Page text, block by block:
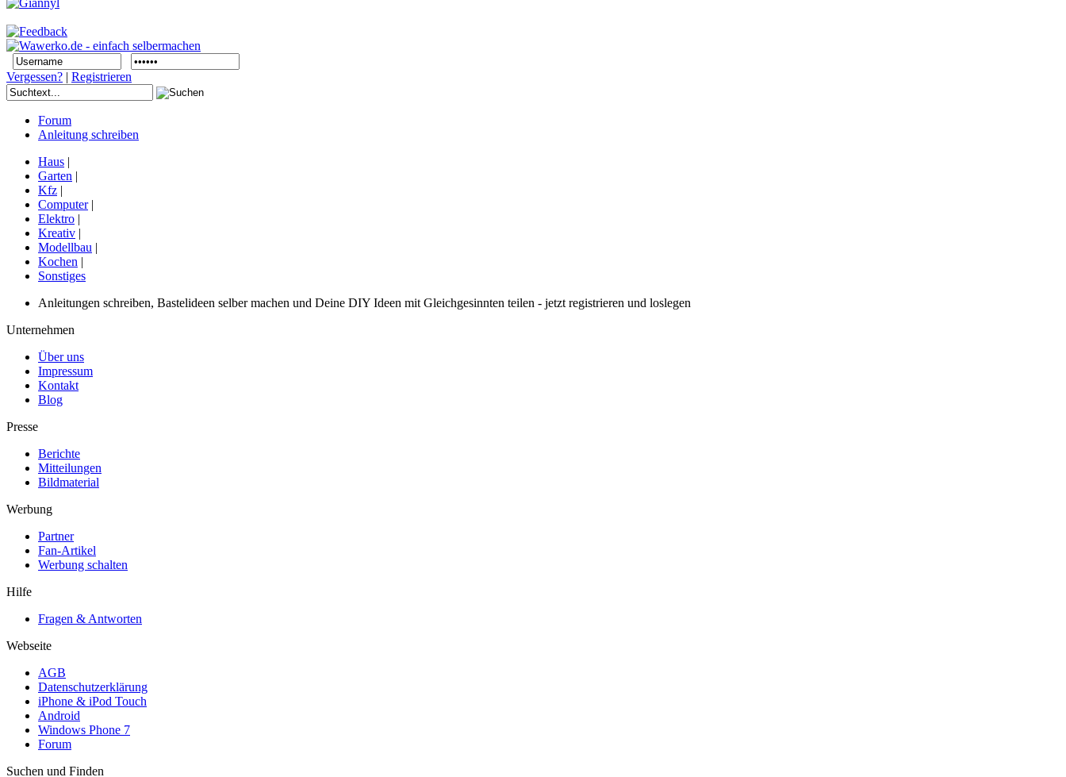
Vergessen? | Registrieren
Forum
Anleitung schreiben
Haus |
Garten |
Kfz |
Computer|
Elektro |
Kreativ |
Modellbau |
Kochen |
Sonstiges
Anleitungen schreiben, Bastelideen selber machen und Deine DIY Ideen mit Gleichgesinnten teilen - jetzt registrieren und loslegen
Unternehmen
Über uns
Impressum
Kontakt
Blog
Presse
Berichte
Mitteilungen
Bildmaterial
Werbung
Partner
Fan-Artikel
Werbung schalten
Hilfe
Fragen & Antworten
Webseite
AGB
Datenschutzerklärung
iPhone & iPod Touch
Android
Windows Phone 7
Forum
Suchen und Finden